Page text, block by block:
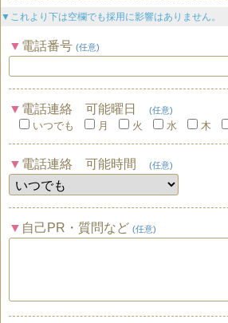
▼これより下は空欄でも採用に影響はありません。
電話番号 (任意)
電話連絡 可能曜日 (任意)
いつでも 月 火 水 木
電話連絡 可能時間 (任意)
自己PR・質問など (任意)